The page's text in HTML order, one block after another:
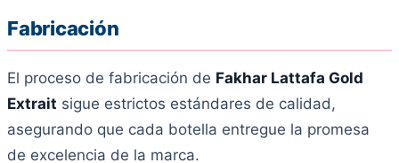
Fabricación
El proceso de fabricación de Fakhar Lattafa Gold
Extrait sigue estrictos estándares de calidad,
asegurando que cada botella entregue la promesa
de excelencia de la marca.